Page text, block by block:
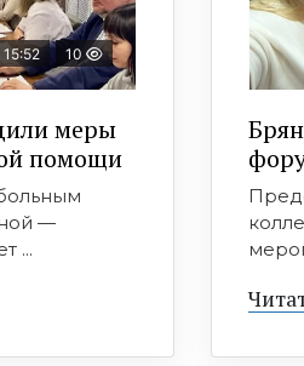
10
меры
помощи
—
...